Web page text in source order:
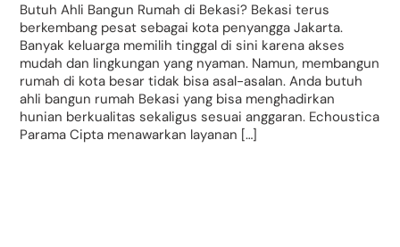
Butuh Ahli Bangun Rumah di Bekasi? Bekasi terus
berkembang pesat sebagai kota penyangga Jakarta.
Banyak keluarga memilih tinggal di sini karena akses
mudah dan lingkungan yang nyaman. Namun, membangun
rumah di kota besar tidak bisa asal-asalan. Anda butuh
ahli bangun rumah Bekasi yang bisa menghadirkan
hunian berkualitas sekaligus sesuai anggaran. Echoustica
Parama Cipta menawarkan layanan […]